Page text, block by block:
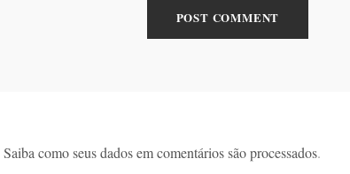
Saiba como seus dados em comentários são processados.